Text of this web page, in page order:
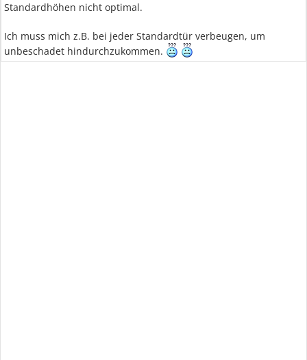
Standardhöhen nicht optimal.
Ich muss mich z.B. bei jeder Standardtür verbeugen, um
unbeschadet hindurchzukommen.